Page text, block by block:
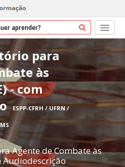
Início
Cursos
nós
para
às
- com
ESPP-CFRH / UFRN /
Agente de Combate às
Audiodescrição